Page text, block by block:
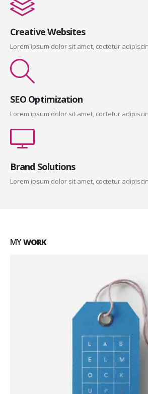
Creative Websites
Lorem ipsum dolor sit amet, coctetur
SEO Optimization
Lorem ipsum dolor sit amet, coctetur
Brand Solutions
Lorem ipsum dolor sit amet, coctetur
MYWORK